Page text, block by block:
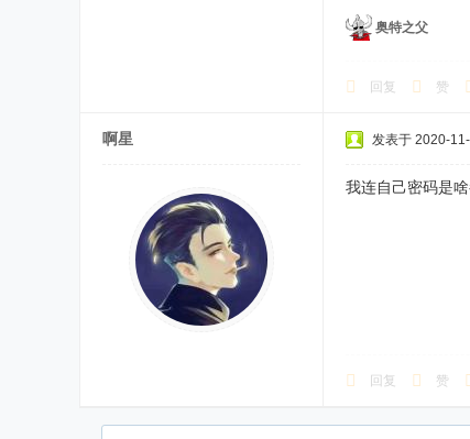
奥特之父
回复 赞
啊星 发表于 2020-
我连自己密码是
回复 赞